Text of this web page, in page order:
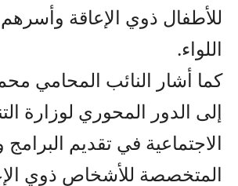
للأطفال ذوي الإعاقة وأسرهم
اللواء.
كما أشار النائب المحامي
إلى الدور المحوري لوزارة
الاجتماعية في تقديم
المتخصصة للأشخاص ذوي